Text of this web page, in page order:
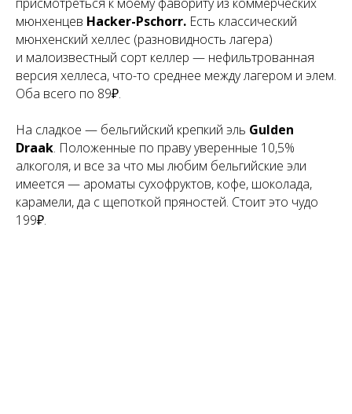
мюнхенцев Hacker-Pschorr. Есть классический
мюнхенский хеллес (разновидность лагера)
и малоизвестный сорт келлер — нефильтрованная
версия хеллеса, что-то среднее между лагером и элем.
Оба всего по 89₽.
На сладкое — бельгийский крепкий эль Gulden
Draak. Положенные по праву уверенные 10,5%
алкоголя, и все за что мы любим бельгийские эли
имеется — ароматы сухофруктов, кофе, шоколада,
карамели, да с щепоткой пряностей. Стоит это чудо
199₽.